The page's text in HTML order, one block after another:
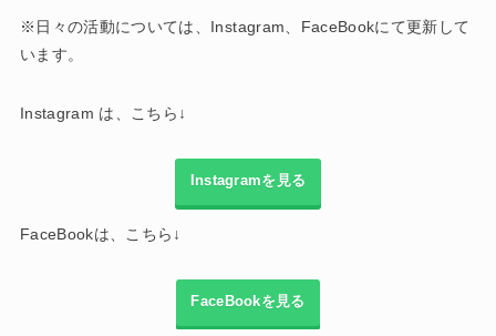
※日々の活動については、Instagram、FaceBookにて更新して
います。
Instagram は、こちら↓
Instagramを見る
FaceBookは、こちら↓
FaceBookを見る